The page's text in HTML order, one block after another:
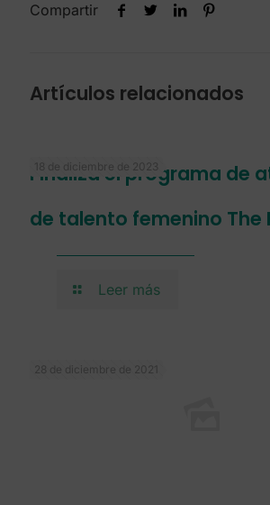
Compartir
Artículos relacionados
18 de diciembre de 2023
Finaliza el programa de
de talento femenino The
Leer más
28 de diciembre de 2021